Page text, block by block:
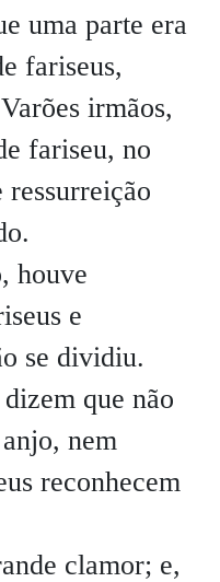
uma parte era
fariseus,
Varões irmãos,
fariseu, no
ressurreição
houve
e
se dividiu.
que não
nem
reconhecem
clamor; e,